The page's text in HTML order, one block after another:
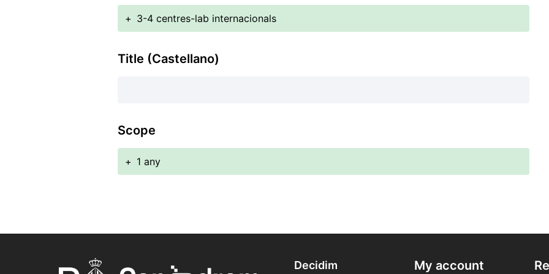
+ 3-4 centres-lab internacionals
Title (Castellano)
Scope
+ 1 any
Decidim My account